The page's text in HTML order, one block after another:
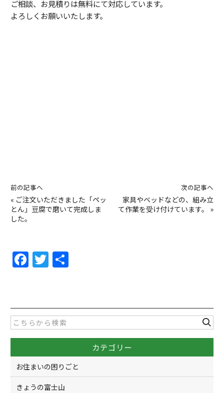
ご相談、お見積りは無料にて対応しています。
よろしくお願いいたします。
前の記事へ
« ご注文いただきました「ペッ
とん」豆腐で磨いて完成しま
した。
次の記事へ
家具やベッドなどの、組み立
て作業を受け付けています。
»
F
a
e
b
o
o
k
T
w
er
カテゴリー
お住まいの困りごと
きょうの富士山